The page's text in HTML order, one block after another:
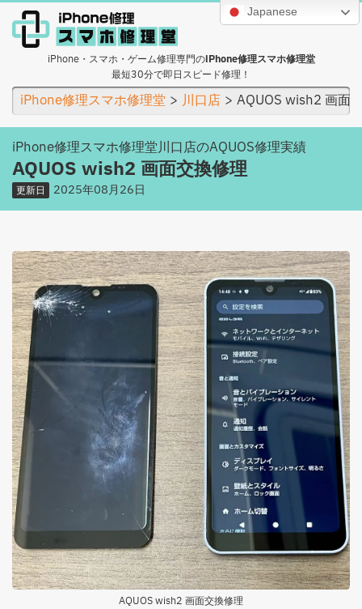
Japanese
iPhone・スマホ・ゲーム修理専門のiPhone修理スマホ修理堂
最短30分で即日スピード修理！
iPhone修理スマホ修理堂 川口店 AQUOS wish2 画面
iPhone修理スマホ修理堂川口店のAQUOS修理実績
AQUOS wish2 画面交換修理
更新日 2025年08月26日
AQUOS wish2 画面交換修理